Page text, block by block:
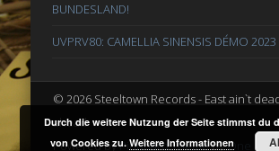
BUNDESLAND!
UVPRV80: CAMELLIA SINENSIS DÉMO 2023
© 2026 Steeltown Records - East ain`t
ahead
Powered byPinboard ThemebyOne
Durch die weitere Nutzung der Seite stimmst du
von Cookies zu.Weitere Informationen